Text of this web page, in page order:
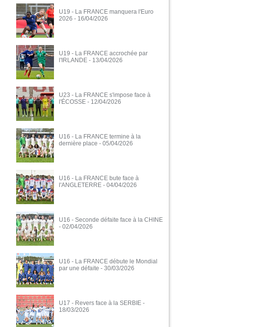
U19 - La FRANCE manquera l'Euro
2026 - 16/04/2026
U19 - La FRANCE accrochée par
l'IRLANDE - 13/04/2026
U23 - La FRANCE s'impose face à
l'ÉCOSSE - 12/04/2026
U16 - La FRANCE termine à la
dernière place - 05/04/2026
U16 - La FRANCE bute face à
l'ANGLETERRE - 04/04/2026
U16 - Seconde défaite face à la CHINE
- 02/04/2026
U16 - La FRANCE débute le Mondial
par une défaite - 30/03/2026
U17 - Revers face à la SERBIE -
18/03/2026